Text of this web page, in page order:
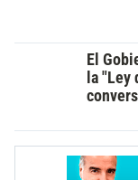
El
la